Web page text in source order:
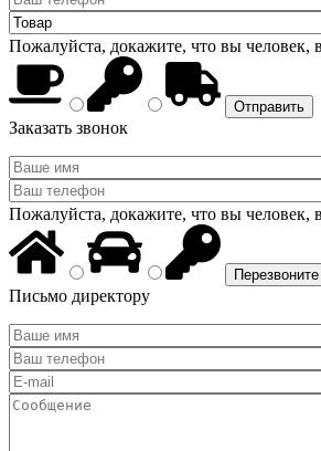
Пожалуйста, докажите, что вы человек,
Заказать звонок
Пожалуйста, докажите, что вы человек,
Письмо директору